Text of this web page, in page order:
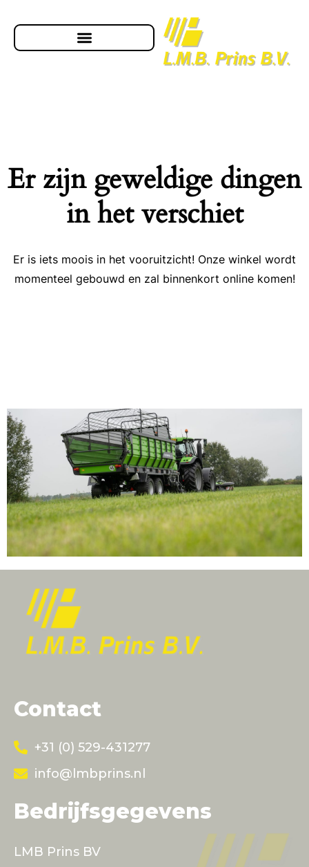
Er zijn geweldige dingen
in het verschiet
Er is iets moois in het vooruitzicht! Onze winkel wordt
momenteel gebouwd en zal binnenkort online komen!
Contact
+31 (0) 529-431277
info@lmbprins.nl
Bedrijfsgegevens
LMB Prins BV